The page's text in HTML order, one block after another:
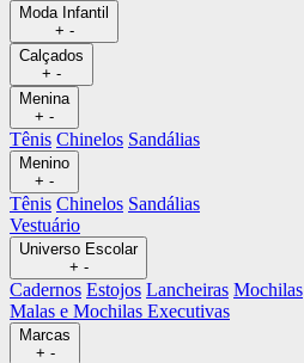
Moda Infantil
+ -
Calçados
+ -
Menina
+ -
Tênis Chinelos Sandálias
Menino
+ -
Tênis Chinelos Sandálias
Vestuário
Universo Escolar
+ -
Cadernos Estojos Lancheiras Mochilas
Malas e Mochilas Executivas
Marcas
+ -